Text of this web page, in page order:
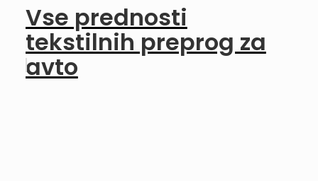
Vse prednosti
tekstilnih preprog za
avto